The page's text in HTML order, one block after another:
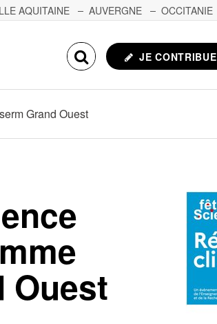
AQUITAINE AUVERGNE OCCITANIE
JE CONTRIBUE
Grand Ouest
Ouest